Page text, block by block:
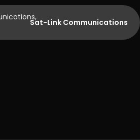
Sat-Link Communications